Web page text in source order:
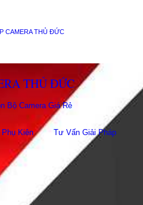
CAMERA THỦ ĐỨC
THỦ ĐỨC
Bộ Camera Giá Rẻ
Kiên Tư Vấn Giải Pháp